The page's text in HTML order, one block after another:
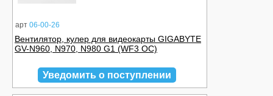
арт 06-00-26
Вентилятор, кулер для видеокарты GIGABYTE
GV-N960, N970, N980 G1 (WF3 OC)
Уведомить о поступлении